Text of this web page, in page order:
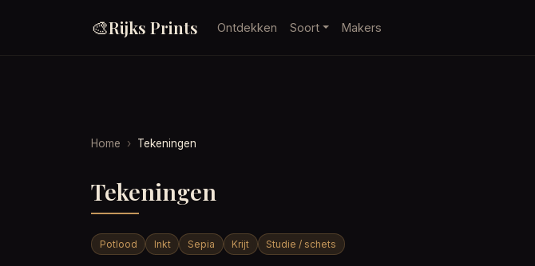
🎨Rijks Prints Ontdekken Soort Makers
Home Tekeningen
Tekeningen
Potlood Inkt Sepia Krijt Studie / schets